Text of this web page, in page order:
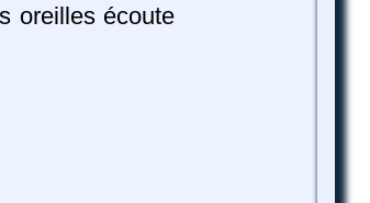
oreilles écoute